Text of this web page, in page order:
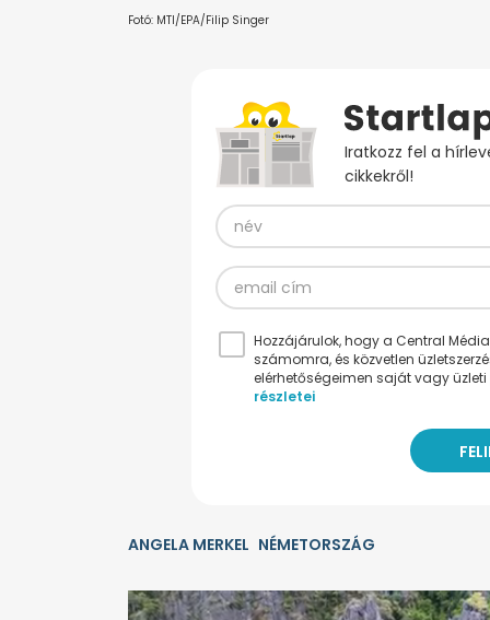
Fotó: MTI/EPA/Filip Singer
Iratkozz fel a
cikkekről!
Hozzájárulok, hogy a Central
számomra, és közvetlen
elérhetőségeimen saját vagy
részletei
ANGELA MERKEL NÉMETORSZÁG